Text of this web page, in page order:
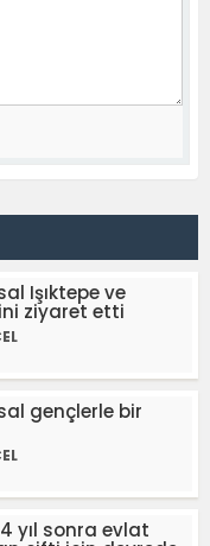
Işıktepe ve
ziyaret etti
gençlerle bir
yıl sonra evlat